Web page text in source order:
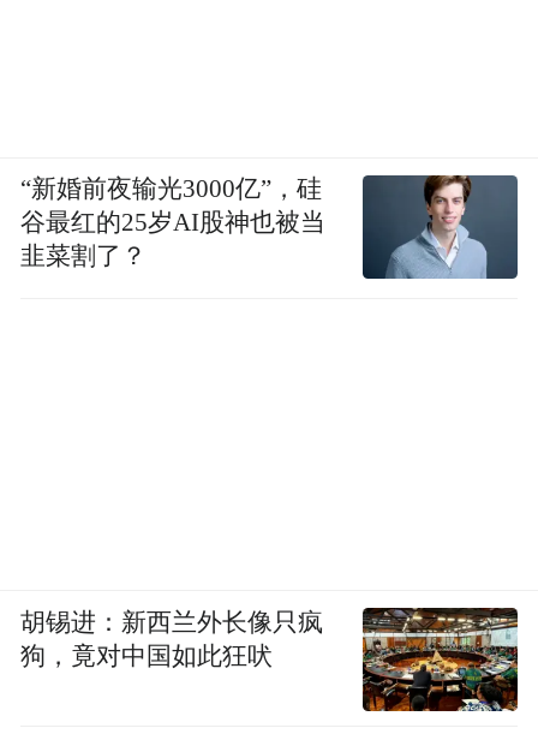
“新婚前夜输光3000亿”，硅
谷最红的25岁AI股神也被当
韭菜割了？
胡锡进：新西兰外长像只疯
狗，竟对中国如此狂吠